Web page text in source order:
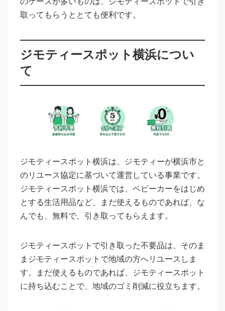
取ってもらうととても便利です。
ジモティースポット横浜につい
て
ジモティースポット横浜は、ジモティーが横浜市と
のリユース協定に基づいて運営している事業です。
ジモティースポット横浜では、ベビーカーをはじめ
とする生活用品など、まだ使えるものであれば、な
んでも、無料で、引き取ってもらえます。
ジモティースポットで引き取った不要品は、そのま
まジモティースポットで地域の方へリユースしま
す。まだ使えるものであれば、ジモティースポット
に持ち込むことで、地域のゴミ削減に役立ちます。